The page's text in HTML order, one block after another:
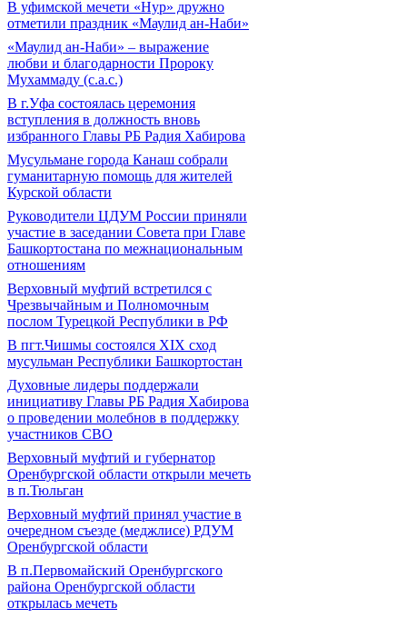
В уфимской мечети «Нур» дружно
отметили праздник «Маулид ан-Наби»
«Маулид ан-Наби» – выражение
любви и благодарности Пророку
Мухаммаду (с.а.с.)
В г.Уфа состоялась церемония
вступления в должность вновь
избранного Главы РБ Радия Хабирова
Мусульмане города Канаш собрали
гуманитарную помощь для жителей
Курской области
Руководители ЦДУМ России приняли
участие в заседании Совета при Главе
Башкортостана по межнациональным
отношениям
Верховный муфтий встретился с
Чрезвычайным и Полномочным
послом Турецкой Республики в РФ
В пгт.Чишмы состоялся XIX сход
мусульман Республики Башкортостан
Духовные лидеры поддержали
инициативу Главы РБ Радия Хабирова
о проведении молебнов в поддержку
участников СВО
Верховный муфтий и губернатор
Оренбургской области открыли мечеть
в п.Тюльган
Верховный муфтий принял участие в
очередном съезде (меджлисе) РДУМ
Оренбургской области
В п.Первомайский Оренбургского
района Оренбургской области
открылась мечеть